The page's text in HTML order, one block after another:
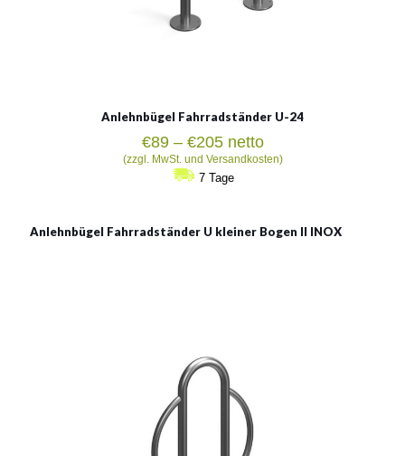
Anlehnbügel Fahrradständer U-24
€89 – €205Preisspanne:
€89
bis
netto
(zzgl. MwSt. und Versandkosten)
7 Tage
Anlehnbügel Fahrradständer U kleiner Bogen II INOX
Siehe mehr